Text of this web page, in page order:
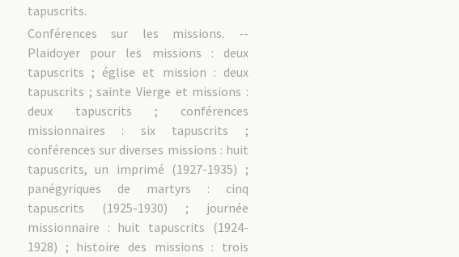
tapuscrits.
Conférences sur les missions. --
Plaidoyer pour les missions : deux
tapuscrits ; église et mission : deux
tapuscrits ; sainte Vierge et missions :
deux tapuscrits ; conférences
missionnaires : six tapuscrits ;
conférences sur diverses missions : huit
tapuscrits, un imprimé (1927-1935) ;
panégyriques de martyrs : cinq
tapuscrits (1925-1930) ; journée
missionnaire : huit tapuscrits (1924-
1928) ; histoire des missions : trois